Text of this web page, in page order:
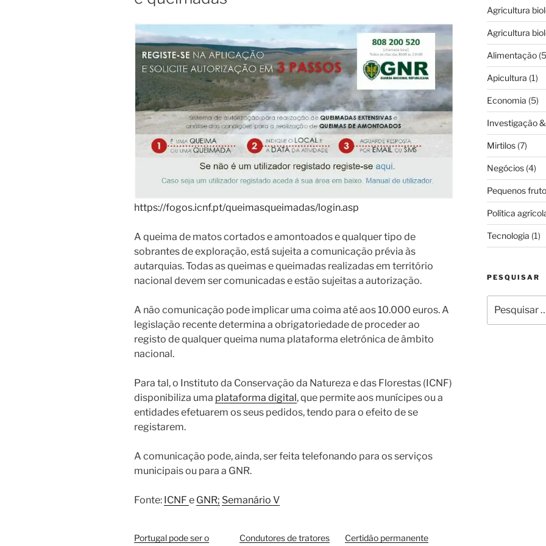
https://fogos.icnf.pt/queimasqueimadas/login.asp
A queima de matos cortados e amontoados e qualquer tipo de
sobrantes de exploração, está sujeita a comunicação prévia às
autarquias. Todas as queimas e queimadas realizadas em território
nacional devem ser comunicadas e estão sujeitas a autorização.
A não comunicação pode implicar uma coima até aos 10.000 euros. A
legislação recente determina a obrigatoriedade de proceder ao
registo de qualquer queima numa plataforma eletrónica de âmbito
nacional.
Para tal, o Instituto da Conservação da Natureza e das Florestas (ICNF)
disponibiliza uma plataforma digital, que permite aos munícipes ou a
entidades efetuarem os seus pedidos, tendo para o efeito de se
registarem.
A comunicação pode, ainda, ser feita telefonando para os serviços
municipais ou para a GNR.
Fonte: ICNF e GNR; Semanário V
Portugal pode ser o
Condutores de tratores
Certidão permanente
Agricultura
Agricultura
Alimentação
Apicultura (1)
Economia (5)
Investigação
Mirtilos(7)
Negócios(4)
Pequenos
Política
Tecnologia (1)
PESQUISAR
por: